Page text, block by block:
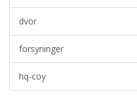
dvor
forsyninger
hq-coy